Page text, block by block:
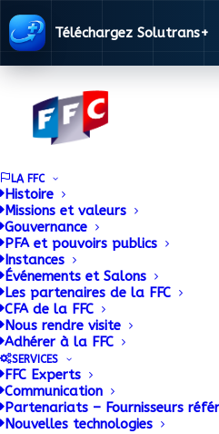
Téléchargez Solutrans+
LA FFC
Histoire
Missions et valeurs
Gouvernance
PFA et pouvoirs publics
Instances
Événements et Salons
Les partenaires de la FFC
CFA de la FFC
Nous rendre visite
Adhérer à la FFC
SERVICES
FFC Experts
Communication
Partenariats – Fournisseurs
Nouvelles technologies
La FFC met à
une base